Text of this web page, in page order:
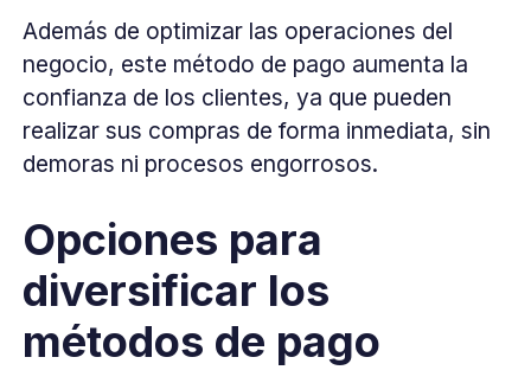
Además de optimizar las operaciones del
negocio, este método de pago aumenta la
confianza de los clientes, ya que pueden
realizar sus compras de forma inmediata, sin
demoras ni procesos engorrosos.
Opciones para
diversificar los
métodos de pago